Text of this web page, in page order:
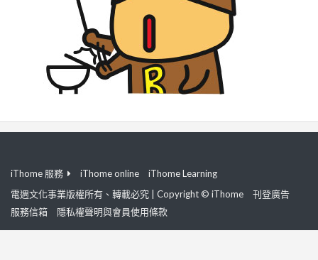
iThome 服務 iThome online
iThome Learning
電週文化事業版權所有、轉載必究 | Copyright © iThome
刊登廣告
服務信箱
隱私權聲明與會員使用條款